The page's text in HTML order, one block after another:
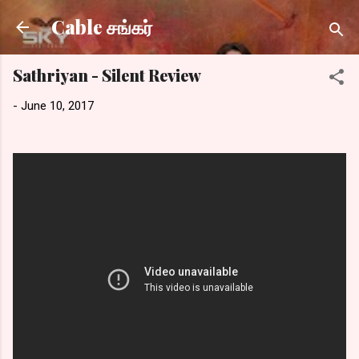
Skip to main content
Cable சங்கர்
Sathriyan - Silent Review
- June 10, 2017